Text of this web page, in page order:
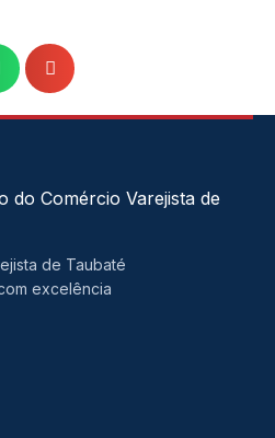
de Taubaté
excelência